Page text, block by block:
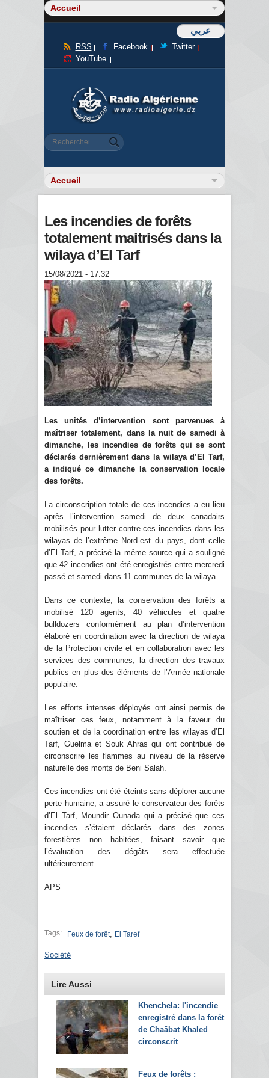
عربي
RSS Facebook
Twitter
YouTube
Formulaire de recherche
Rechercher
Les incendies de forêts
totalement maitrisés dans la
wilaya d’El Tarf
15/08/2021 - 17:32
Les unités d’intervention sont parvenues à
maîtriser totalement, dans la nuit de samedi à
dimanche, les incendies de forêts qui se sont
déclarés dernièrement dans la wilaya d’El Tarf,
a indiqué ce dimanche la conservation locale
des forêts.
La circonscription totale de ces incendies a eu lieu
après l’intervention samedi de deux canadairs
mobilisés pour lutter contre ces incendies dans les
wilayas de l’extrême Nord-est du pays, dont celle
d’El Tarf, a précisé la même source qui a souligné
que 42 incendies ont été enregistrés entre mercredi
passé et samedi dans 11 communes de la wilaya.
Dans ce contexte, la conservation des forêts a
mobilisé 120 agents, 40 véhicules et quatre
bulldozers conformément au plan d’intervention
élaboré en coordination avec la direction de wilaya
de la Protection civile et en collaboration avec les
services des communes, la direction des travaux
publics en plus des éléments de l’Armée nationale
populaire.
Les efforts intenses déployés ont ainsi permis de
maîtriser ces feux, notamment à la faveur du
soutien et de la coordination entre les wilayas d’El
Tarf, Guelma et Souk Ahras qui ont contribué de
circonscrire les flammes au niveau de la réserve
naturelle des monts de Beni Salah.
Ces incendies ont été éteints sans déplorer aucune
perte humaine, a assuré le conservateur des forêts
d’El Tarf, Moundir Ounada qui a précisé que ces
incendies s’étaient déclarés dans des zones
forestières non habitées, faisant savoir que
l’évaluation des dégâts sera effectuée
ultérieurement.
APS
Tags: Feux de forêt, El Taref
Société
Lire Aussi
Khenchela: l'incendie
enregistré dans la forêt
de Chaâbat Khaled
circonscrit
Feux de forêts :